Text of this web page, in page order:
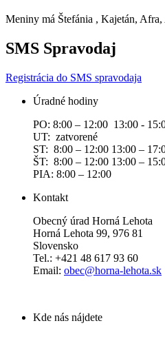
Meniny má Štefánia , Kajetán, Afra,
SMS Spravodaj
Registrácia do SMS spravodaja
Úradné hodiny
PO: 8:00 – 12:00 13:00 -
UT: zatvorené
ST: 8:00 – 12:00 13:00 –
ŠT: 8:00 – 12:00 13:00 –
PIA: 8:00 – 12:00
Kontakt
Obecný úrad Horná Lehota
Horná Lehota 99, 976 81
Slovensko
Tel.: +421 48 617 93 60
Email: obec@horna-lehota.sk
Kde nás nájdete